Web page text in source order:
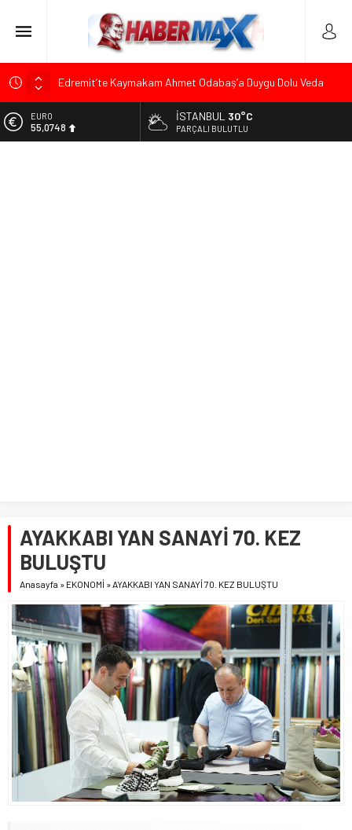
Edremit’te Kaymakam Ahmet Odabaş’a Duygu Dolu Veda
Tarihçi Yusuf Halaçoğlu’ndan TBMM’ye Sunulan Yasa Teklifine
Sert Eleştiri: “Osmanlı’nın Hukuk Anlayışının Gerisine
ALTIN
6.623,43
İSTANBUL 30°C
PARÇALI BULUTLU
AYAKKABI YAN SANAYİ 70. KEZ
BULUŞTU
Anasayfa » EKONOMİ »AYAKKABI YAN SANAYİ 70. KEZ BULUŞTU